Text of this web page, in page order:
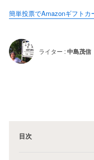
簡単投票でAmazonギフトカ
ライター :中島茂信
目次